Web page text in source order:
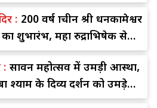
: 200 वर्ष प्राचीन श्री धनकामेश्वर
शुभारंभ, महा रुद्राभिषेक से
: सावन महोत्सव में उमड़ी आस्था,
श्याम के दिव्य दर्शन को उमड़े